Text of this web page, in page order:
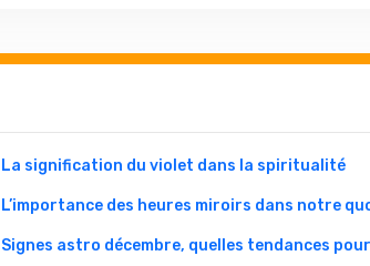
La signification du violet dans la spiritualité
L’importance des heures miroirs dans notre
Signes astro décembre, quelles tendances